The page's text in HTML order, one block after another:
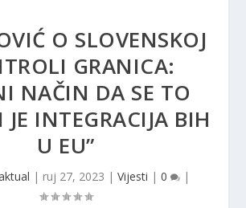
O SLOVENSKOJ
GRANICA:
NAČIN DA SE TO
JE INTEGRACIJA BIH
U EU”
| ruj 27, 2023 | Vijesti | 0 |